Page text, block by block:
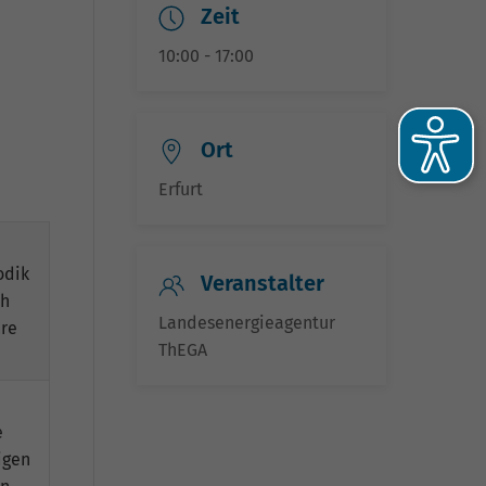
Zeit
10:00 - 17:00
Ort
Erfurt
Veranstalter
Landesenergieagentur
ThEGA